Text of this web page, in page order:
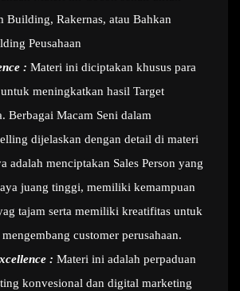
Building, Rakernas, atau Bahkan
Peusahaan
: Materi ini diciptakan khusus para
untuk meningkatkan hasil Target
Berbagai Macam Seni dalam
dijelaskan dengan detail di materi
adalah menciptakan Sales Person yang
juang tinggi, memiliki kemampuan
tajam serta memiliki kreatifitas untuk
customer perusahaan.
: Materi ini adalah perpaduan
konvesional dan digital marketing